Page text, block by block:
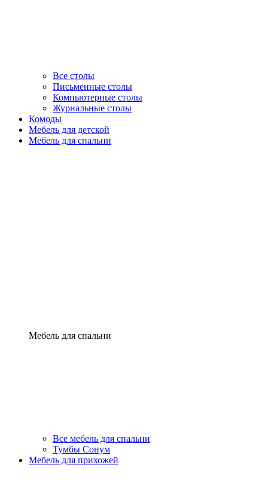
Все столы
Письменные столы
Компьютерные столы
Журнальные столы
Комоды
Мебель для детской
Мебель для спальни
Мебель для спальни
Все мебель для спальни
Тумбы Сонум
Мебель для прихожей